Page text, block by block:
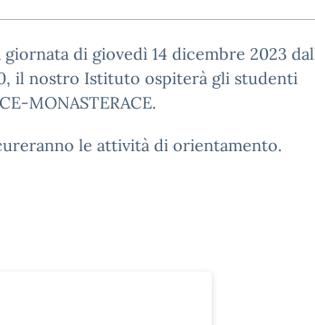
di giovedì 14 dicembre 2023
il nostro Istituto ospiterà gli studenti
MONASTERACE.
le attività di orientamento.